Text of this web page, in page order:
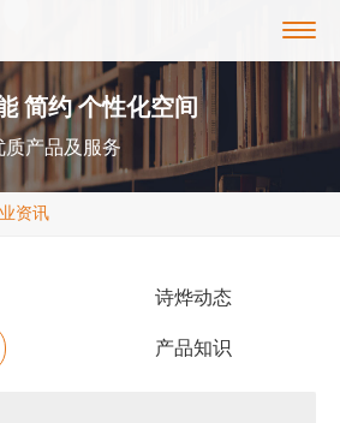
简约 个性化空间
质产品及服务
资讯
诗烨动态
产品知识